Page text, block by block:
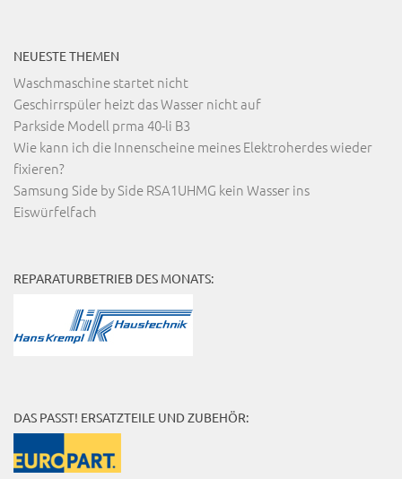
NEUESTE THEMEN
Waschmaschine startet nicht
Geschirrspüler heizt das Wasser nicht auf
Parkside Modell prma 40-li B3
Wie kann ich die Innenscheine meines Elektroherdes wieder
fixieren?
Samsung Side by Side RSA1UHMG kein Wasser ins
Eiswürfelfach
REPARATURBETRIEB DES MONATS:
DAS PASST! ERSATZTEILE UND ZUBEHÖR: